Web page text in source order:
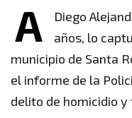
A
Diego
años, lo
municipio de Santa
el informe de la
delito de homicidio